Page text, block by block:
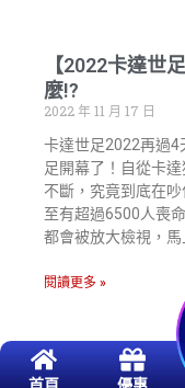
【2022卡達世
麼!?
2022 年 11 月 17 日
卡達世足2022再過4
足開幕了！自從卡
不斷，究竟到底在
至有超過6500人喪
都會被放大檢視，
閱讀更多 »
首頁 優惠